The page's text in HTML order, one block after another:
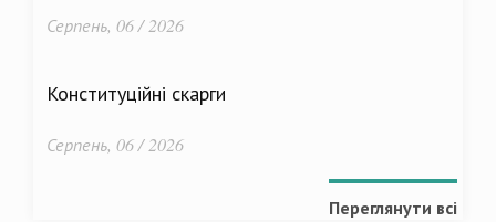
Серпень, 06 / 2026
Конституційні скарги
Серпень, 06 / 2026
Переглянути всі